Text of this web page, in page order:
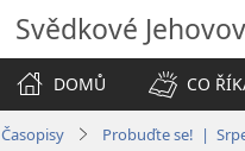
Svědkové
DOMŮ
CO
Časopisy Probuďte se! |